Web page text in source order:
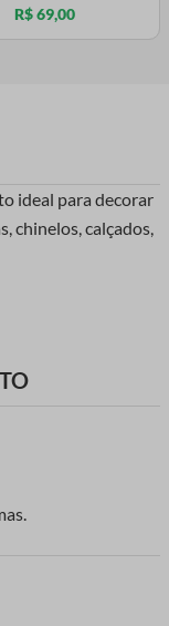
R$ 69,00
ideal para decorar
chinelos, calçados,